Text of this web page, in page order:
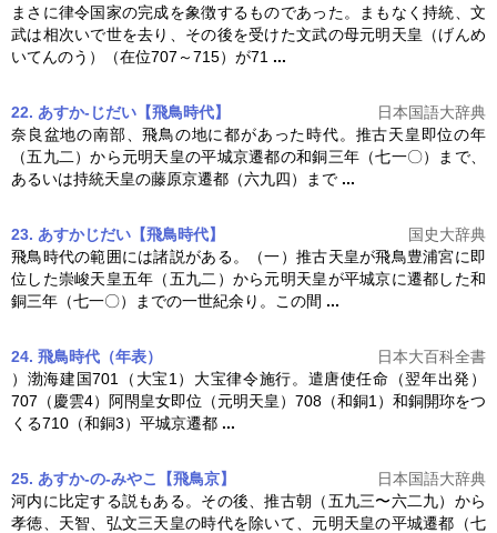
まさに律令国家の完成を象徴するものであった。まもなく持統、文
武は相次いで世を去り、その後を受けた文武の母元明天皇 （げんめ
いてんのう）（在位707～715）が71 ...
22. あすか‐じだい【飛鳥時代】
日本国語大辞典
奈良盆地の南部、飛鳥の地に都があった時代。推古天皇即位の年
（五九二）から元明天皇の平城京遷都の和銅三年（七一〇）まで、
あるいは持統天皇の藤原京遷都（六九四）まで ...
23. あすかじだい【飛鳥時代】
国史大辞典
飛鳥時代の範囲には諸説がある。（一）推古天皇が飛鳥豊浦宮に即
位した崇峻天皇五年（五九二）から元明天皇が平城京に遷都した和
銅三年（七一〇）までの一世紀余り。この間 ...
24. 飛鳥時代（年表）
日本大百科全書
）渤海建国701（大宝1）大宝律令施行。遣唐使任命（翌年出発）
707（慶雲4）阿閇皇女即位（元明天皇）708（和銅1）和銅開珎をつ
くる710（和銅3）平城京遷都 ...
25. あすか‐の‐みやこ【飛鳥京】
日本国語大辞典
河内に比定する説もある。その後、推古朝（五九三〜六二九）から
孝徳、天智、弘文三天皇の時代を除いて、 元明天皇の平城遷都（七